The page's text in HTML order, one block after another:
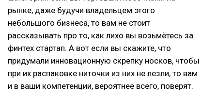
рынке, даже будучи владельцем этого
небольшого бизнеса, то вам не стоит
рассказывать про то, как лихо вы возьмётесь за
финтех стартап. А вот если вы скажите, что
придумали инновационную скрепку носков, чтобы
при их распаковке ниточки из них не лезли, то вам
и в ваши компетенции, вероятнее всего, поверят.